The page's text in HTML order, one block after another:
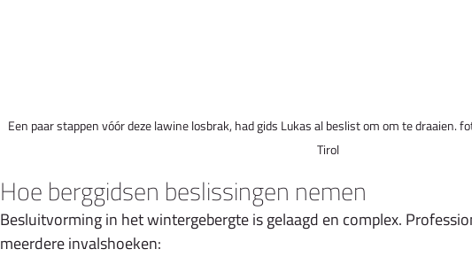
Een paar stappen vóór deze lawine losbrak, had gids Lukas al beslist om om te draaien.
Tirol
Hoe berggidsen beslissingen nemen
Besluitvorming in het wintergebergte is gelaagd en complex.
meerdere invalshoeken: